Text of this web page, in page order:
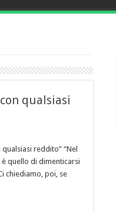
qualsiasi
reddito” “Nel
quello di dimenticarsi
chiediamo, poi, se